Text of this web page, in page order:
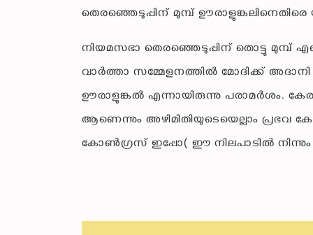
തെരഞ്ഞെടുപ്പിന് മുമ്പ്
നിയമസഭാ തെരഞ്ഞെടുപ്പിന് തൊട്ടു
വാര്‍ത്താ സമ്മേളനത്തിൽ മോദിക്ക്
ഊരാളുങ്കൽ എന്നായിരുന്നു പരാമർശം.
ആണെന്നും അഴിമിതിയുടെയെല്ലാം പ്രഭവ
കോൺഗ്രസ് ഇപ്പോ( ഈ നിലപാടിൽ നിന്നും